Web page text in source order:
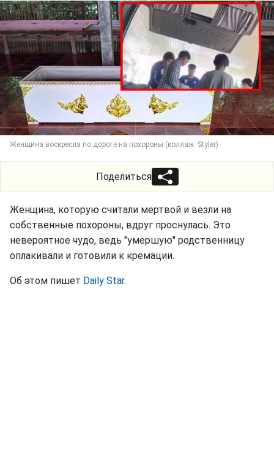
Женщина воскресла по дороге на похороны (коллаж: Styler)
Поделиться
Женщина, которую считали мертвой и везли на
собственные похороны, вдруг проснулась. Это
невероятное чудо, ведь "умершую" родственницу
оплакивали и готовили к кремации.
Об этом пишет Daily Star.